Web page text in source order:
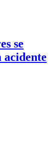
se
acidente